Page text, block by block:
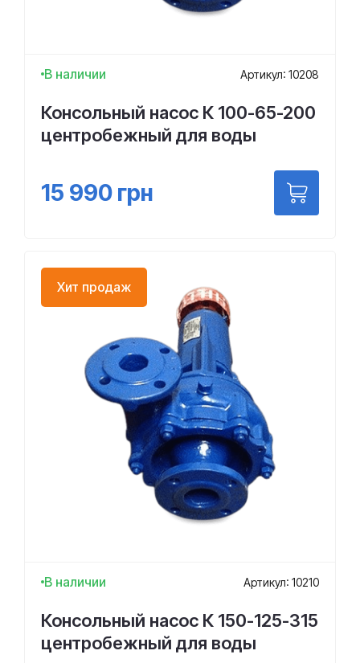
В наличии Артикул: 10208
Консольный насос К 100-65-200
центробежный для воды
15 990 грн
Хит продаж
В наличии Артикул: 10210
Консольный насос К 150-125-315
центробежный для воды